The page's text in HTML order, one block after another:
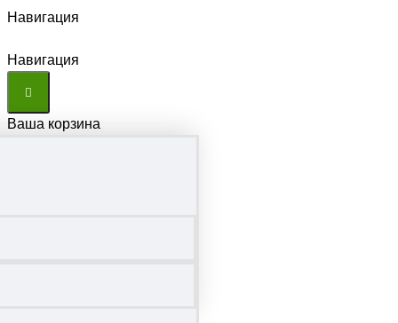
Навигация
Навигация
Ваша корзина